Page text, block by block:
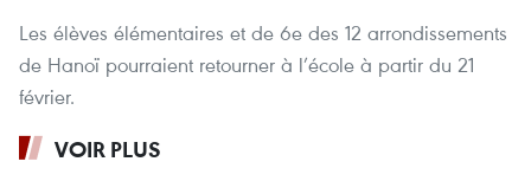
Les élèves élémentaires et de 6e des 12 arrondissements
de Hanoï pourraient retourner à l’école à partir du 21
février.
VOIR PLUS